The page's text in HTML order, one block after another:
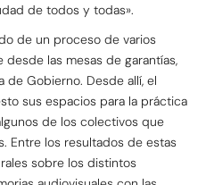
de todos y todas».
de un proceso de varios
las mesas de garantías,
de Gobierno. Desde allí, el
sus espacios para la práctica
de los colectivos que
Entre los resultados de estas
sobre los distintos